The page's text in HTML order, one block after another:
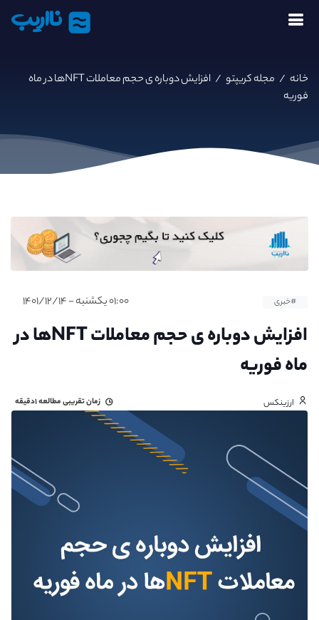
نااریب
خانه / مجله کریپتو /
افزایش دوباره ی حجم معاملات NFTها در ماه
فوریه
#خبری ۰۱:۰۰ یکشنبه - ۱۴۰۱/۱۲/۱۴
افزایش دوباره ی حجم معاملات NFTها در
ماه فوریه
ارزینکس زمان تقریبی مطالعه۱دقیقه